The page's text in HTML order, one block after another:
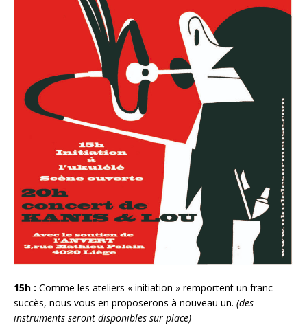
15h : Comme les ateliers « initiation » remportent un franc
succès, nous vous en proposerons à nouveau un. (des
instruments seront disponibles sur place)